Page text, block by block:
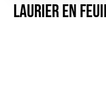
Laurier en